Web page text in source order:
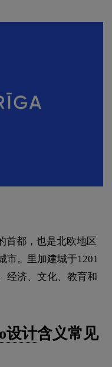
首都，也是北欧地区
市。里加建城于1201
经济、文化、教育和
设计含义常见